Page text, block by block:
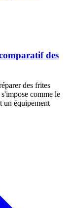
des
des frites
comme le
un équipement